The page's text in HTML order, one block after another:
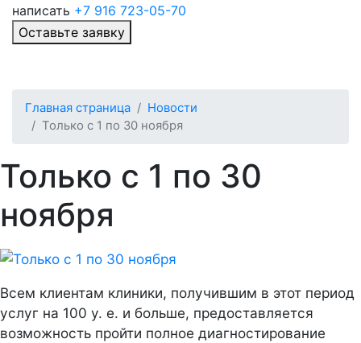
написать +7 916 723-05-70
Оставьте заявку
Главная страница
Новости
Только с 1 по 30 ноября
Только с 1 по 30
ноября
Всем клиентам клиники, получившим в этот период
услуг на 100 у. е. и больше, предоставляется
возможность пройти полное диагностирование